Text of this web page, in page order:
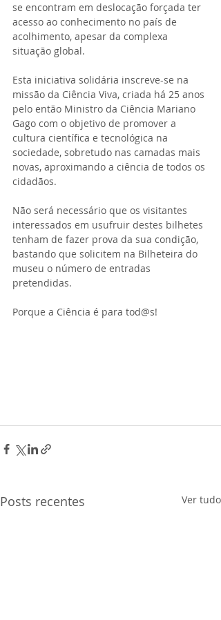
se encontram em deslocação forçada ter
acesso ao conhecimento no país de
acolhimento, apesar da complexa
situação global.
Esta iniciativa solidária inscreve-se na
missão da Ciência Viva, criada há 25 anos
pelo então Ministro da Ciência Mariano
Gago com o objetivo de promover a
cultura científica e tecnológica na
sociedade, sobretudo nas camadas mais
novas, aproximando a ciência de todos os
cidadãos.
Não será necessário que os visitantes
interessados em usufruir destes bilhetes
tenham de fazer prova da sua condição,
bastando que solicitem na Bilheteira do
museu o número de entradas
pretendidas.
Porque a Ciência é para tod@s!
Posts recentes Ver tudo